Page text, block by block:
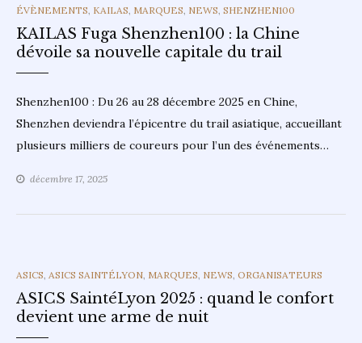
CATEGORIES
ÉVÈNEMENTS KAILAS MARQUES NEWS SHENZHEN100
KAILAS Fuga Shenzhen100 : la Chine
dévoile sa nouvelle capitale du trail
Shenzhen100 : Du 26 au 28 décembre 2025 en Chine,
Shenzhen deviendra l’épicentre du trail asiatique, accueillant
plusieurs milliers de coureurs pour l’un des événements…
décembre 17, 2025
CATEGORIES
ASICS ASICS SAINTÉLYON MARQUES NEWS ORGANISATEURS
ASICS SaintéLyon 2025 : quand le confort
devient une arme de nuit